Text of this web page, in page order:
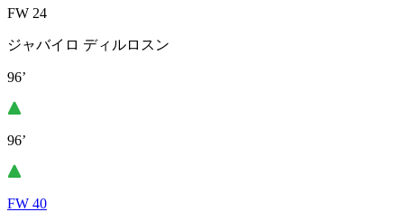
FW 24
ジャバイロ ディルロスン
96’
96’
FW 40